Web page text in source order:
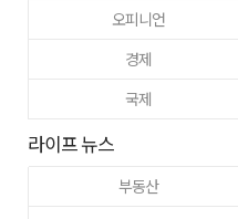
오피니언
경제
국제
라이프 뉴스
부동산